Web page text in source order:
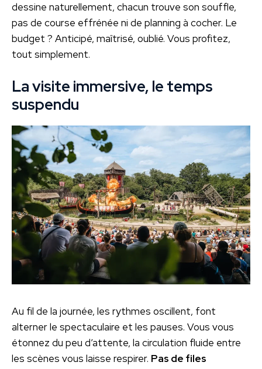
dessine naturellement, chacun trouve son souffle,
pas de course effrénée ni de planning à cocher. Le
budget ? Anticipé, maîtrisé, oublié. Vous profitez,
tout simplement.
La visite immersive, le temps
suspendu
Au fil de la journée, les rythmes oscillent, font
alterner le spectaculaire et les pauses. Vous vous
étonnez du peu d’attente, la circulation fluide entre
les scènes vous laisse respirer. Pas de files